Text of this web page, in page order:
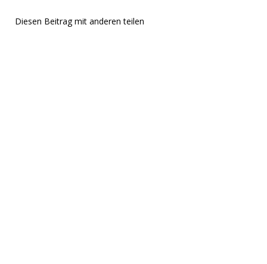
Diesen Beitrag mit anderen teilen